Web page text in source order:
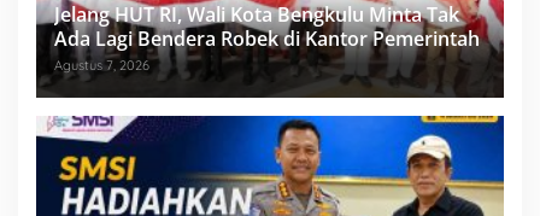
Jelang HUT RI, Wali Kota Bengkulu Minta Tak
Ada Lagi Bendera Robek di Kantor Pemerintah
Agustus 7, 2026